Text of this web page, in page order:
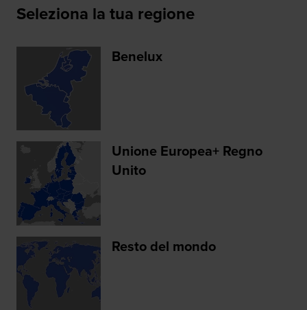
Seleziona la tua regione
Benelux
Unione Europea+ Regno
Unito
Resto del mondo